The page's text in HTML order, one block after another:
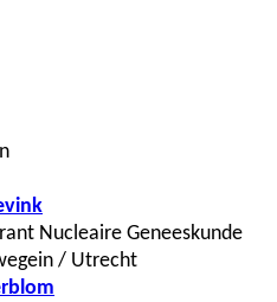
Nucleaire Geneeskunde
/ Utrecht